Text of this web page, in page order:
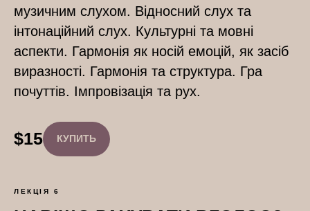
музичним слухом. Відносний слух та
інтонаційний слух. Культурні та мовні
аспекти. Гармонія як носій емоцій, як засіб
виразності. Гармонія та структура. Гра
почуттів. Імпровізація та рух.
$15 КУПИТЬ
ЛЕКЦІЯ 6